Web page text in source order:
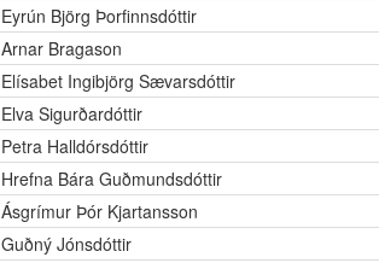
Eyrún Björg Þorfinnsdóttir
Arnar Bragason
Elísabet Ingibjörg Sævarsdóttir
Elva Sigurðardóttir
Petra Halldórsdóttir
Hrefna Bára Guðmundsdóttir
Ásgrímur Þór Kjartansson
Guðný Jónsdóttir